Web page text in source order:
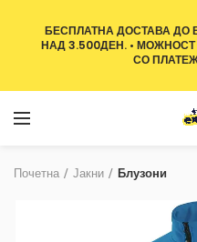
Почетна Јакни Блузони
БЕСПЛАТНА ДОСТАВА ДО
НАД 3.500ДЕН. •
СО